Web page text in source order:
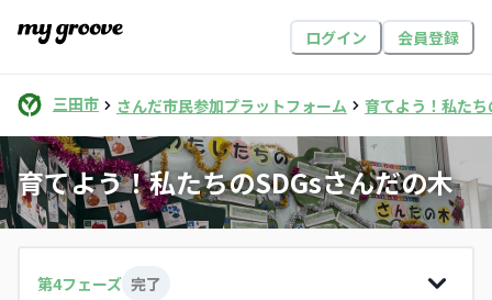
ログイン 会員登録
三田市 さんだ市民参加プラットフォーム 育てよう！私た
育てよう！私たちのSDGsさんだの木
第4フェーズ 完了